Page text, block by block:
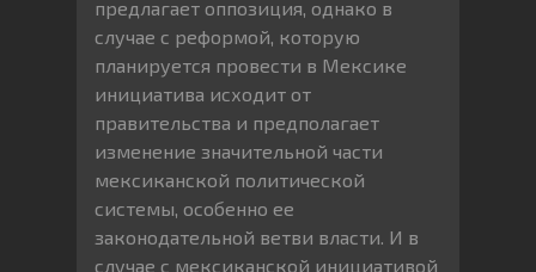
предлагает оппозиция, однако в
случае с реформой, которую
планируется провести в Мексике
инициатива исходит от
правительства и предполагает
изменение значительной части
мексиканской политической
системы, особенно ее
законодательной ветви власти. И в
случае с мексиканской инициативой